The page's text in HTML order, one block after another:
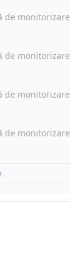
de monitorizare
de monitorizare
de monitorizare
de monitorizare